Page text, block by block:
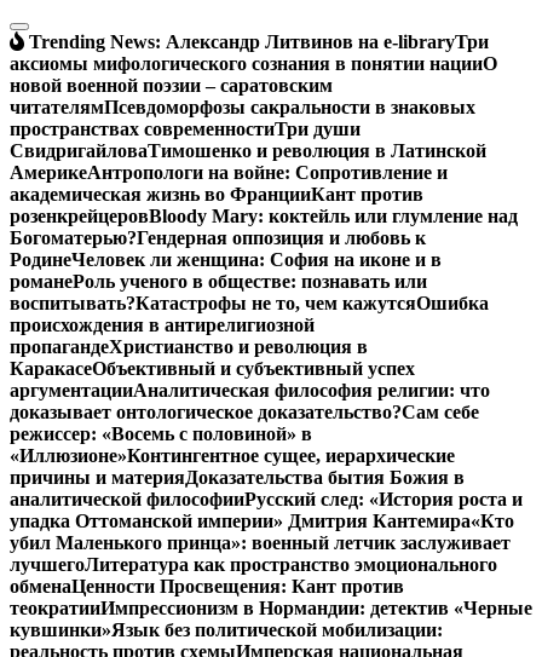
Перейти
к
содержимому
Trending News: Александр Литвинов на e-libraryТри
аксиомы мифологического сознания в понятии нацииО
новой военной поэзии – саратовским
читателямПсевдоморфозы сакральности в знаковых
пространствах современностиТри души
СвидригайловаТимошенко и революция в Латинской
АмерикеАнтропологи на войне: Сопротивление и
академическая жизнь во ФранцииКант против
розенкрейцеровBloody Mary: коктейль или глумление над
Богоматерью?Гендерная оппозиция и любовь к
РодинеЧеловек ли женщина: София на иконе и в
романеРоль ученого в обществе: познавать или
воспитывать?Катастрофы не то, чем кажутсяОшибка
происхождения в антирелигиозной
пропагандеХристианство и революция в
КаракасеОбъективный и субъективный успех
аргументацииАналитическая философия религии: что
доказывает онтологическое доказательство?Сам себе
режиссер: «Восемь с половиной» в
«Иллюзионе»Контингентное сущее, иерархические
причины и материяДоказательства бытия Божия в
аналитической философииРусский след: «История роста и
упадка Оттоманской империи» Дмитрия Кантемира«Кто
убил Маленького принца»: военный летчик заслуживает
лучшегоЛитература как пространство эмоционального
обменаЦенности Просвещения: Кант против
теократииИмпрессионизм в Нормандии: детектив «Черные
кувшинки»Язык без политической мобилизации:
реальность против схемыИмперская национальная